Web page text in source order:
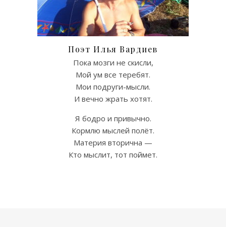
Поэт Илья Вардиев
Пока мозги не скисли,
Мой ум все теребят.
Мои подруги-мысли.
И вечно жрать хотят.
Я бодро и привычно.
Кормлю мыслей полёт.
Материя вторична —
Кто мыслит, тот поймет.